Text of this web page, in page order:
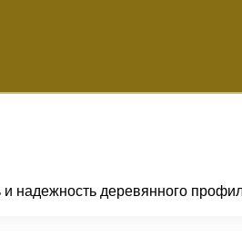
надежность деревянного